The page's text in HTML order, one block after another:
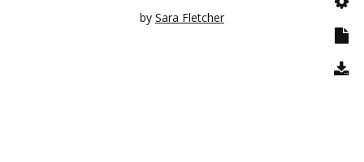
by Sara Fletcher